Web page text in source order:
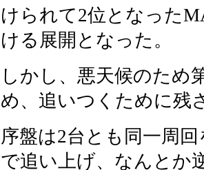
けられて2位となった
ける展開となった。
しかし、悪天候のため
め、追いつくために残
序盤は2台とも同一周
で追い上げ、なんとか